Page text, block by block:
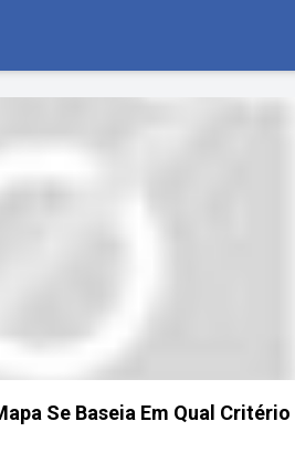
Se Baseia Em Qual Critério